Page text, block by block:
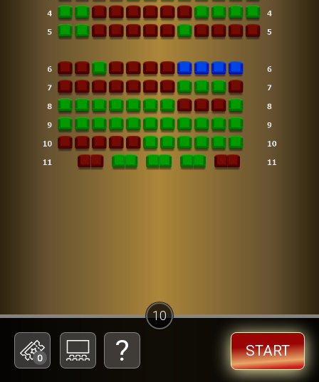
0 START
10